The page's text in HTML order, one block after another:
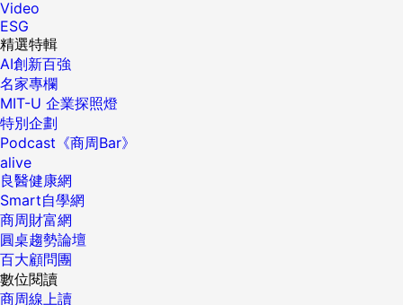
Video
ESG
精選特輯
AI創新百強
名家專欄
MIT-U 企業探照燈
特別企劃
Podcast《商周Bar》
alive
良醫健康網
Smart自學網
商周財富網
圓桌趨勢論壇
百大顧問團
數位閱讀
商周線上讀